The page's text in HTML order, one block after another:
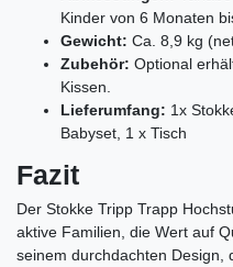
Kinder von 6 Monaten
Gewicht: Ca. 8,9 kg
Zubehör: Optional
Kissen.
Lieferumfang: 1x
Babyset, 1 x Tisch
Fazit
Der Stokke Tripp Trapp
aktive Familien, die Wert auf
seinem durchdachten Design,